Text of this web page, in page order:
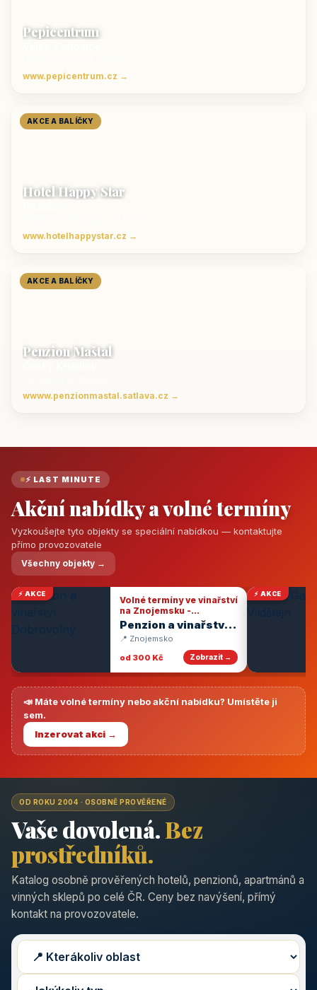
Pepicentrum
www.pepicentrum.cz →
AKCE A BALÍČKY
Hotel Happy Star
www.hotelhappystar.cz →
AKCE A BALÍČKY
Penzion Maštal
wwww.penzionmastal.satlava.cz →
⚡ LAST MINUTE
Akční nabídky a volné termíny
Vyzkoušejte tyto objekty se speciální nabídkou — kontaktujte
přímo provozovatele
Všechny objekty →
⚡ AKCE
Volné termíny ve vinařství
na Znojemsku -
degustace vín
Penzion a vinařství
Dobrovolný
📍 Znojemsko
od 300 Kč
Zobrazit →
⚡ AKCE
📣 Máte volné termíny nebo akční nabídku? Umístěte ji
sem.
Inzerovat akci →
OD ROKU 2004 · OSOBNĚ PROVĚŘENÉ
Vaše dovolená.Bez
prostředníků.
Katalog osobně prověřených hotelů, penzionů, apartmánů a
vinných sklepů po celé ČR. Ceny bez navýšení, přímý
kontakt na provozovatele.